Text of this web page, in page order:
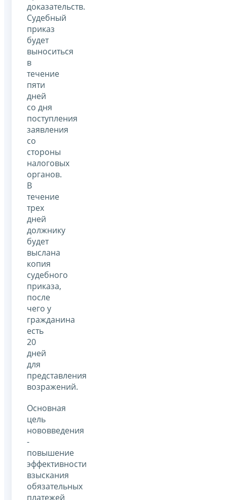
доказательств.
Судебный
приказ
будет
выноситься
в
течение
пяти
дней
со дня
поступления
заявления
со
стороны
налоговых
органов.
В
течение
трех
дней
должнику
будет
выслана
копия
судебного
приказа,
после
чего у
гражданина
есть
20
дней
для
представления
возражений.
Основная
цель
нововведения
-
повышение
эффективности
взыскания
обязательных
платежей